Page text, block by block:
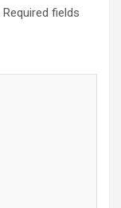
Required fields